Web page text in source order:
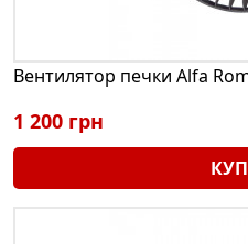
Вентилятор печки Alfa
1 200 грн